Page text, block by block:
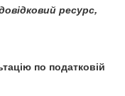
ресурс,
по податковій